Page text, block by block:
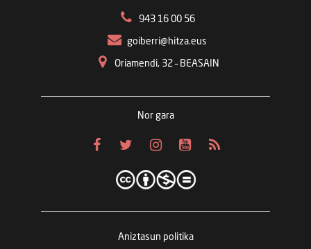
943 16 00 56
goiberri@hitza.eus
Oriamendi, 32 – BEASAIN
Nor gara
Aniztasun politika